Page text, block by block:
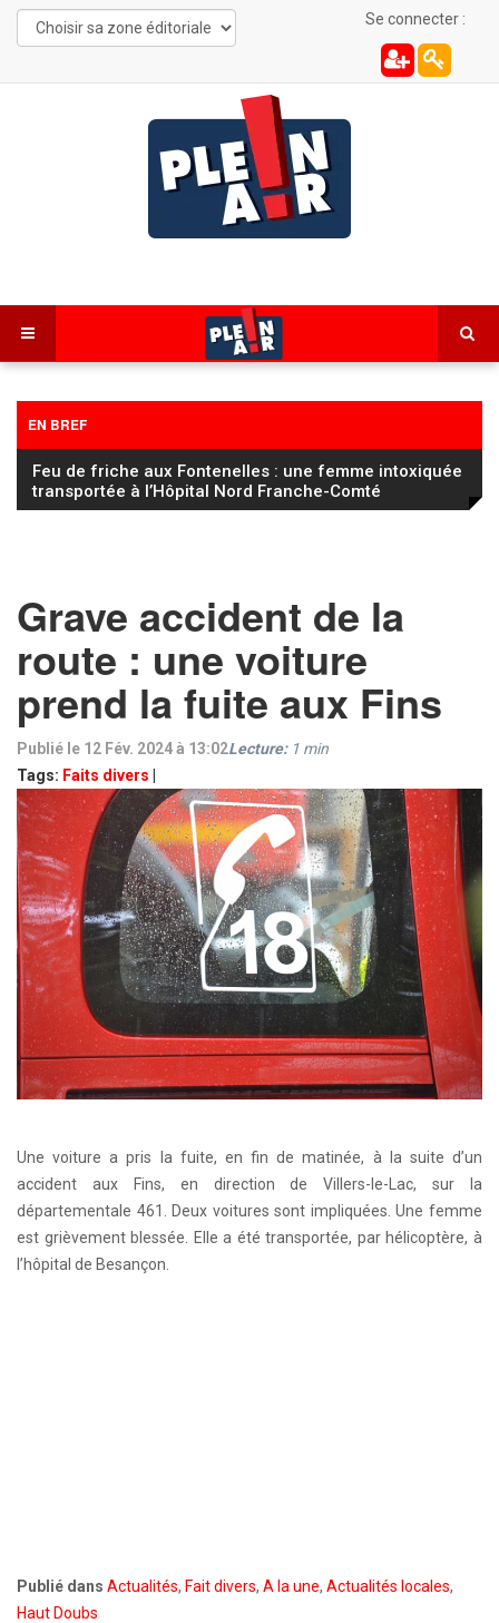
Se connecter :
EN BREF
FC Sochaux Montbéliard : Vincent Hognon lucide
avant d’affronter un Saint‑Étienne « taillé pour la
Grave accident de la
route : une voiture
prend la fuite aux Fins
Publié le 12 Fév. 2024 à 13:02
Tags: Faits divers
Lecture: 1 min
Une voiture a pris la fuite, en fin de matinée, à la suite d’un
accident aux Fins, en direction de Villers-le-Lac, sur la
départementale 461. Deux voitures sont impliquées. Une femme
est grièvement blessée. Elle a été transportée, par hélicoptère, à
l’hôpital de Besançon.
Publié dans Actualités, Fait divers, A la une, Actualités locales,
Haut Doubs